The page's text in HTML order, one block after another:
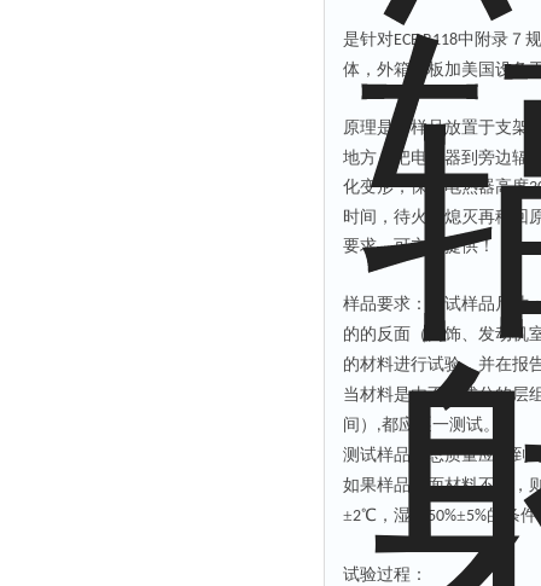
是针对ECE R118中附录７
体，外箱冷板加美国设备
原理是将样品放置于支架
地方；把电热器到旁边辐
化变形，保持电热器高度
时间，待火焰熄灭再移回
要求，可立即提供！
样品要求：测试样品尺寸
的的反面（内饰、发动机
的材料进行试验，并在报
当材料是由不同成分的层
间） ,都应逐一测试。
测试样品的总质量应达到
如果样品两面材料不同，
±2℃，湿度 50%±5%的条
试验过程：